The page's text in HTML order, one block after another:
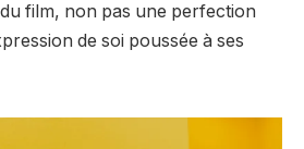
film, non pas une perfection
de soi poussée à ses